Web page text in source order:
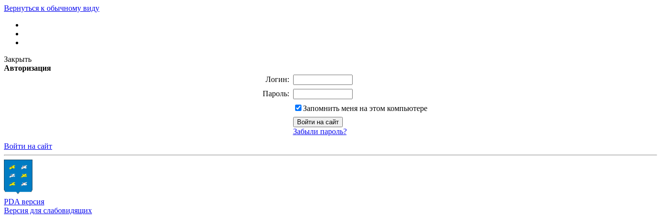
Вернуться к обычному виду
Закрыть
Авторизация
Логин:
Пароль:
Запомнить меня на этом компьютере
Забыли пароль?
Войти на сайт
PDA версия
Версия для слабовидящих